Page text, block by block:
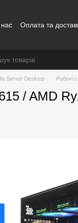
Оплата та
Server Desktop Робочі
/ AMD